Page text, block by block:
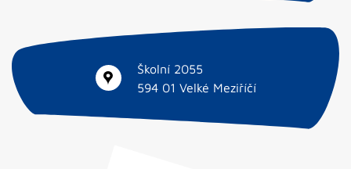
Školní 2055
594 01 Velké Meziříčí